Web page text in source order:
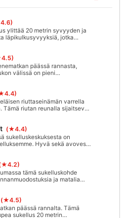
ylittää 20 metrin syvyyden ja
läpikulkusyvyyksiä, jotka
päässä rannasta,
välissä on pieni
syvyydessä, joista
kiinni ja katsella haiden
riutalla on myös hyvä
riuttaseinämän varrella
Tämä riutan reunalla sijaitseva
vain 10 minuuttia. Se
hitaasti noin 35 metrin
(★4.4)
sukelluskeskuksesta on
Hyvä sekä avovesi-
työtä! Suurin syvyys on noin 30
tämä sukelluskohde
ja matalia
lisäilo.
(★4.5)
päässä rannalta. Tämä
sukellus 20 metrin